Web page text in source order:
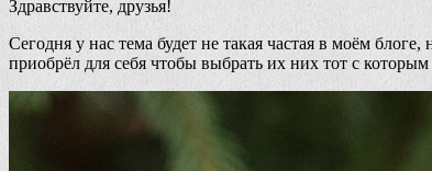
Здравствуйте, друзья!
Сегодня у нас тема будет не такая частая в моём
приобрёл для себя чтобы выбрать их них тот с